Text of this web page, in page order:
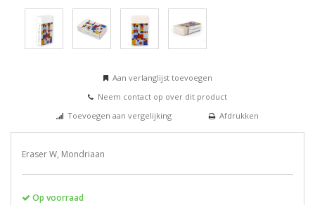
Aan verlanglijst toevoegen
Neem contact op over dit product
Toevoegen aan vergelijking
Afdrukken
Eraser W, Mondriaan
Op voorraad